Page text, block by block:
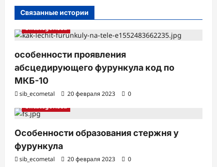
и
Связанные истории
Uncategorised
особенности проявления
абсцедирующего фурункула код по
МКБ-10
sib_ecometal 20 февраля 2023
0
Uncategorised
Особенности образования стержня у
фурункула
sib_ecometal 20 февраля 2023
0